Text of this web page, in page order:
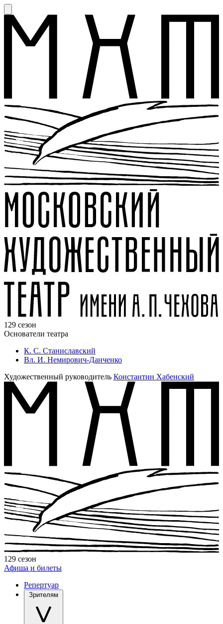
129 сезон
Основатели театра
К. С. Станиславский
Вл. И. Немирович-Данченко
Художественный руководитель Константин Хабенский
129 сезон
Афиша и билеты
Репертуар
Зрителям